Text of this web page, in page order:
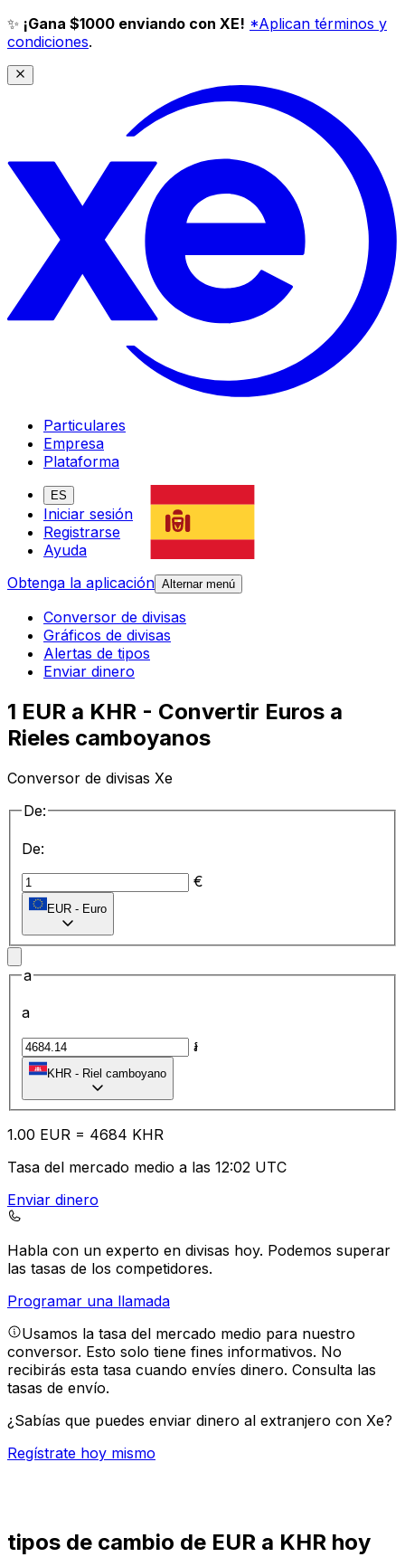
✨ ¡Gana $1000 enviando con XE! *Aplican términos y
condiciones.
Particulares
Empresa
Plataforma
ES
Iniciar sesión
Registrarse
Ayuda
Obtenga la aplicación Alternar menú
Conversor de divisas
Gráficos de divisas
Alertas de tipos
Enviar dinero
1 EUR a KHR - Convertir Euros a
Rieles camboyanos
Conversor de divisas Xe
De:
De:
€
EUR - Euro
a
a
៛
KHR - Riel camboyano
1.00 EUR = 4684 KHR
Tasa del mercado medio a las 12:02 UTC
Enviar dinero
Habla con un experto en divisas hoy. Podemos superar
las tasas de los competidores.
Programar una llamada
Usamos la tasa del mercado medio para nuestro
conversor. Esto solo tiene fines informativos. No
recibirás esta tasa cuando envíes dinero. Consulta las
tasas de envío.
¿Sabías que puedes enviar dinero al extranjero con Xe?
Regístrate hoy mismo
tipos de cambio de EUR a KHR hoy